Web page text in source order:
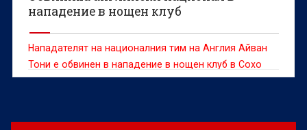
нападение в нощен клуб
Нападателят на националния тим на Англия Айван
Тони е обвинен в нападение в нощен клуб в Сохо
Лондон, предаде ДПА.